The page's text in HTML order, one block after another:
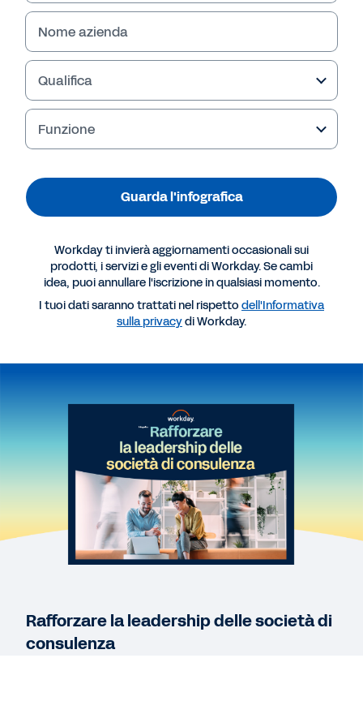
Guarda l'infografica
Altre risorse
INFOGRAFICA
Rafforzare le società di consulenza
Sei priorità per le società di consulenza
Designit's Journey to Streamlined Operations
CUSTOMER STORY
Innovation and Agility: The Keys to Onepoint's
Scopri altre risorse
Nome azienda
Qualifica
Funzione
Guarda l'infografica
Workday ti invierà aggiornamenti occasionali sui
prodotti, i servizi e gli eventi di Workday. Se cambi
idea, puoi annullare l'iscrizione in qualsiasi momento.
I tuoi dati saranno trattati nel rispetto dell'Informativa
sulla privacydi Workday.
Rafforzare la leadership delle società di
consulenza